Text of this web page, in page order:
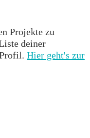
Projekte zu
deiner
Hier geht's zur